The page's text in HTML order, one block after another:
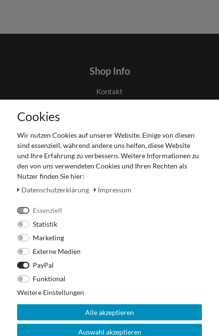
Shop Info
Kontakt
Impressum
Widerrufsrecht
Zahlung und Versand
Unser Ladengeschäft
Cookies
Wir nutzen Cookies auf unserer Website. Einige von diesen
sind essenziell, während andere uns helfen, diese Website
und Ihre Erfahrung zu verbessern. Weitere Informationen zu
den von uns verwendeten Cookies und Ihren Rechten als
Nutzer finden Sie hier:
Daten­schutz­erklärung
Impressum
Essenziell
Statistik
Marketing
Externe Medien
PayPal
Funktional
Weitere Einstellungen
Alle akzeptieren
Auswahl akzeptieren